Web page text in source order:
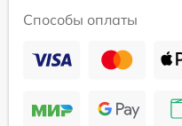
Способы оплаты